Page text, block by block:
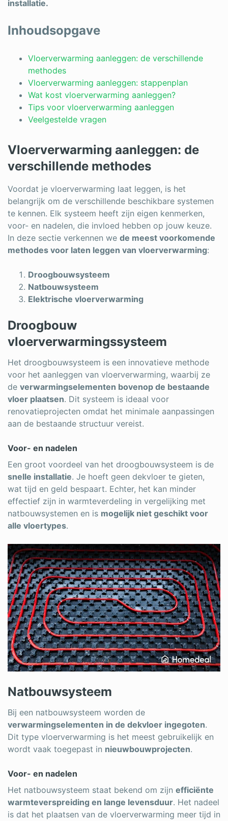
installatie.
Inhoudsopgave
Vloerverwarming aanleggen: de verschillende
methodes
Vloerverwarming aanleggen: stappenplan
Wat kost vloerverwarming aanleggen?
Tips voor vloerverwarming aanleggen
Veelgestelde vragen
Vloerverwarming aanleggen: de
verschillende methodes
Voordat je vloerverwarming laat leggen, is het
belangrijk om de verschillende beschikbare systemen
te kennen. Elk systeem heeft zijn eigen kenmerken,
voor- en nadelen, die invloed hebben op jouw keuze.
In deze sectie verkennen we de meest voorkomende
methodes voor laten leggen van vloerverwarming:
Droogbouwsysteem
Natbouwsysteem
Elektrische vloerverwarming
Droogbouw
vloerverwarmingssysteem
Het droogbouwsysteem is een innovatieve methode
voor het aanleggen van vloerverwarming, waarbij ze
de verwarmingselementen bovenop de bestaande
vloer plaatsen. Dit systeem is ideaal voor
renovatieprojecten omdat het minimale aanpassingen
aan de bestaande structuur vereist.
Voor- en nadelen
Een groot voordeel van het droogbouwsysteem is de
snelle installatie. Je hoeft geen dekvloer te gieten,
wat tijd en geld bespaart. Echter, het kan minder
effectief zijn in warmteverdeling in vergelijking met
natbouwsystemen en is mogelijk niet geschikt voor
alle vloertypes.
Natbouwsysteem
Bij een natbouwsysteem worden de
verwarmingselementen in de dekvloer ingegoten.
Dit type vloerverwarming is het meest gebruikelijk en
wordt vaak toegepast in nieuwbouwprojecten.
Voor- en nadelen
Het natbouwsysteem staat bekend om zijn efficiënte
warmteverspreiding en lange levensduur. Het nadeel
is dat het plaatsen van de vloerverwarming meer tijd in